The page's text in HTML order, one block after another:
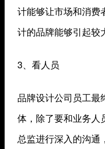
计能够让市场和消费
计的品牌能够引起较
3、看人员
品牌设计公司员工最
体，除了要和业务人
总监进行深入的沟通